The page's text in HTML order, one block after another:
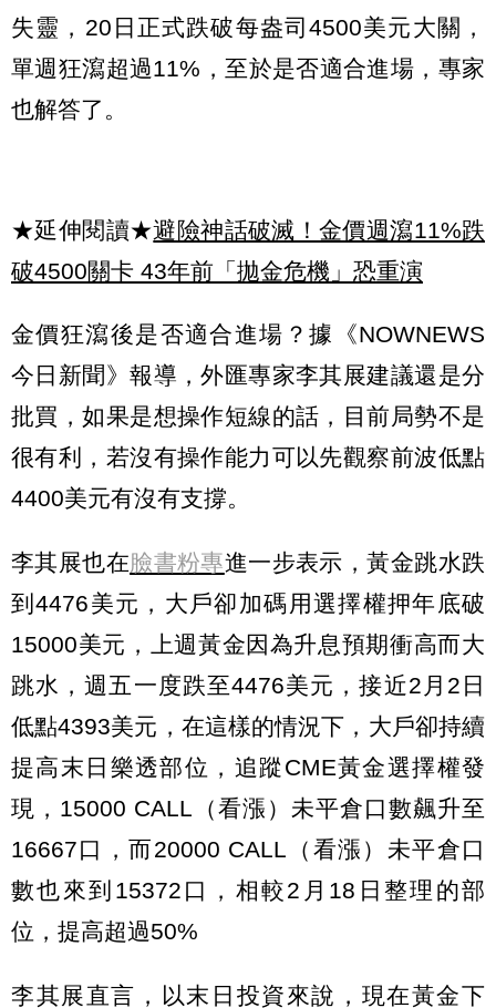
失靈，20日正式跌破每盎司4500美元大關，
單週狂瀉超過11%，至於是否適合進場，專家
也解答了。
★延伸閱讀★避險神話破滅！金價週瀉11%跌
破4500關卡 43年前「拋金危機」恐重演
金價狂瀉後是否適合進場？據《NOWNEWS
今日新聞》報導，外匯專家李其展建議還是分
批買，如果是想操作短線的話，目前局勢不是
很有利，若沒有操作能力可以先觀察前波低點
4400美元有沒有支撐。
李其展也在臉書粉專進一步表示，黃金跳水跌
到4476美元，大戶卻加碼用選擇權押年底破
15000美元，上週黃金因為升息預期衝高而大
跳水，週五一度跌至4476美元，接近2月2日
低點4393美元，在這樣的情況下，大戶卻持續
提高末日樂透部位，追蹤CME黃金選擇權發
現，15000 CALL（看漲）未平倉口數飆升至
16667口，而20000 CALL（看漲）未平倉口
數也來到15372口，相較2月18日整理的部
位，提高超過50%
李其展直言，以末日投資來說，現在黃金下